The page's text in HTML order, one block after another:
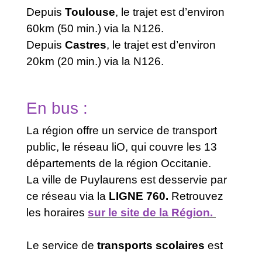
Depuis Toulouse, le trajet est d’environ
60km (50 min.) via la N126.
Depuis Castres, le trajet est d’environ
20km (20 min.) via la N126.
En bus :
La région offre un service de transport
public, le réseau liO, qui couvre les 13
départements de la région Occitanie.
La ville de Puylaurens est desservie par
ce réseau via la LIGNE 760. Retrouvez
les horaires sur le site de la Région.
Le service de transports scolaires est